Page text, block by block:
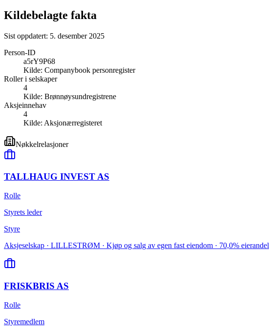
Kildebelagte fakta
Sist oppdatert: 5. desember 2025
Person-ID
a5rY9P68
Kilde: Companybook personregister
Roller i selskaper
4
Kilde: Brønnøysundregistrene
Aksjeinnehav
4
Kilde: Aksjonærregisteret
Nøkkelrelasjoner
TALLHAUG INVEST AS
Rolle
Styrets leder
Styre
Aksjeselskap · LILLESTRØM · Kjøp og salg av egen fast eiendom · 70,0% eierandel
FRISKBRIS AS
Rolle
Styremedlem